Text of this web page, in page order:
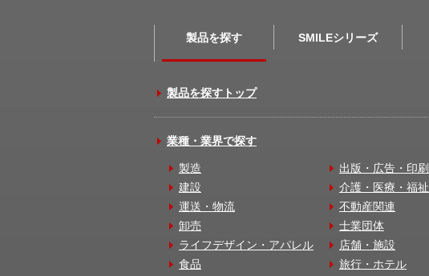
製品を探す SMILEシリーズ
製品を探すトップ
業種・業界で探す
製造
建設
運送・物流
卸売
ライフデザイン・アパレル
食品
出版・広告・印刷
介護・医療・福祉
不動産関連
士業団体
店舗・施設
旅行・ホテル